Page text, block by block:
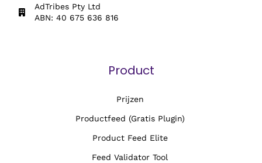
AdTribes Pty Ltd
ABN: 40 675 636 816
Product
Prijzen
Productfeed (Gratis Plugin)
Product Feed Elite
Feed Validator Tool